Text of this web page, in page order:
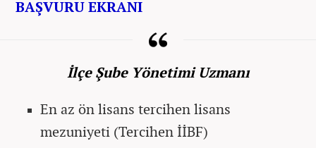
BAŞVURU EKRANI
İlçe Şube Yönetimi Uzmanı
En az ön lisans tercihen lisans
mezuniyeti (Tercihen İİBF)